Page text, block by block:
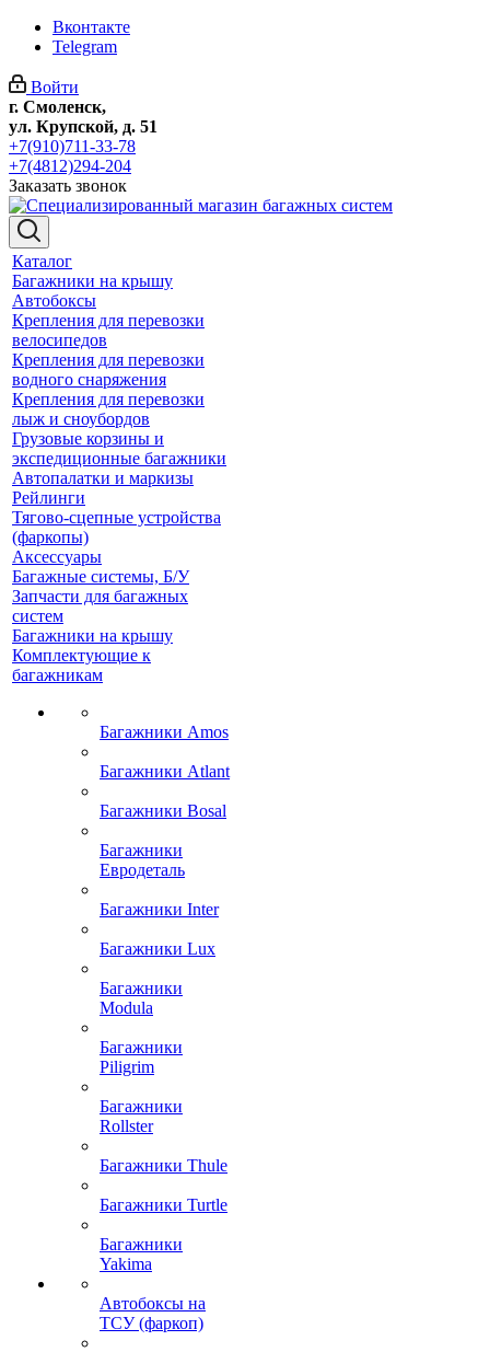
Вконтакте
Telegram
Войти
г. Смоленск,
ул. Крупской, д. 51
+7(910)711-33-78
+7(4812)294-204
Заказать звонок
Каталог
Багажники на крышу
Автобоксы
Крепления для перевозки
велосипедов
Крепления для перевозки
водного снаряжения
Крепления для перевозки
лыж и сноубордов
Грузовые корзины и
экспедиционные багажники
Автопалатки и маркизы
Рейлинги
Тягово-сцепные устройства
(фаркопы)
Аксессуары
Багажные системы, Б/У
Запчасти для багажных
систем
Багажники на крышу
Комплектующие к
багажникам
Багажники Amos
Багажники Atlant
Багажники Bosal
Багажники
Евродеталь
Багажники Inter
Багажники Lux
Багажники
Modula
Багажники
Piligrim
Багажники
Rollster
Багажники Thule
Багажники Turtle
Багажники
Yakima
Автобоксы на
ТСУ (фаркоп)